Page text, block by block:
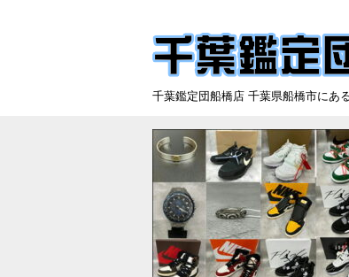
千葉鑑定団船橋店 千葉県船橋市にあ